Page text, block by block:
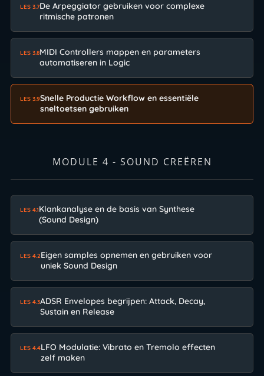
LES 3.7De Arpeggiator gebruiken voor complexe
ritmische patronen
LES 3.8MIDI Controllers mappen en parameters
automatiseren in Logic
LES 3.9Snelle Productie Workflow en essentiële
sneltoetsen gebruiken
MODULE 4 - SOUND CREËREN
LES 4.1Klankanalyse en de basis van Synthese
(Sound Design)
LES 4.2Eigen samples opnemen en gebruiken voor
uniek Sound Design
LES 4.3ADSR Envelopes begrijpen: Attack, Decay,
Sustain en Release
LES 4.4LFO Modulatie: Vibrato en Tremolo effecten
zelf maken